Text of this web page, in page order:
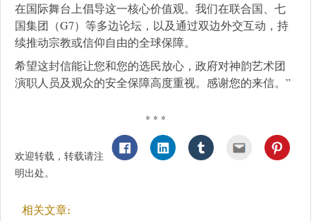
在国际舞台上倡导这一核心价值观。我们在联合国、七
国集团（G7）等多边论坛，以及通过双边外交互动，持
续推动宗教或信仰自由的全球保障。
希望这封信能让您和您的选民放心，政府对神韵艺术团
演职人员及观众的安全保障高度重视。感谢您的来信。”
* * *
欢迎转载，转载请注
明出处。
相关文章: